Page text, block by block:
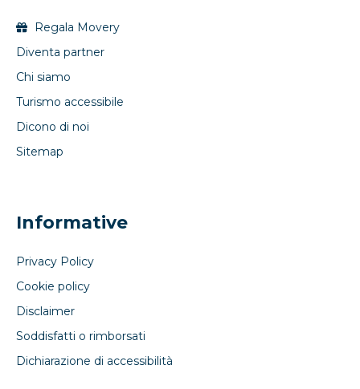
Regala Movery
Diventa partner
Chi siamo
Turismo accessibile
Dicono di noi
Sitemap
Informative
Privacy Policy
Cookie policy
Disclaimer
Soddisfatti o rimborsati
Dichiarazione di accessibilità